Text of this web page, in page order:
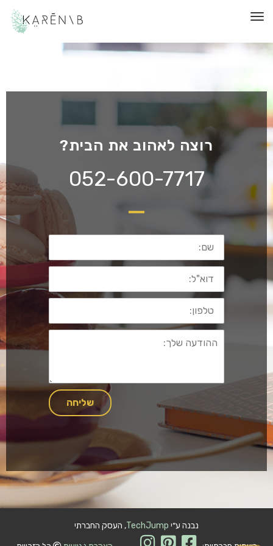
תפריט
רוצה לאהוב את הבית?
052-600-7717
שם:
דוא"ל:
טלפון:
ההודעה
שלך:
שליחה
נבנה ע״י TechJump, העסק החברתי